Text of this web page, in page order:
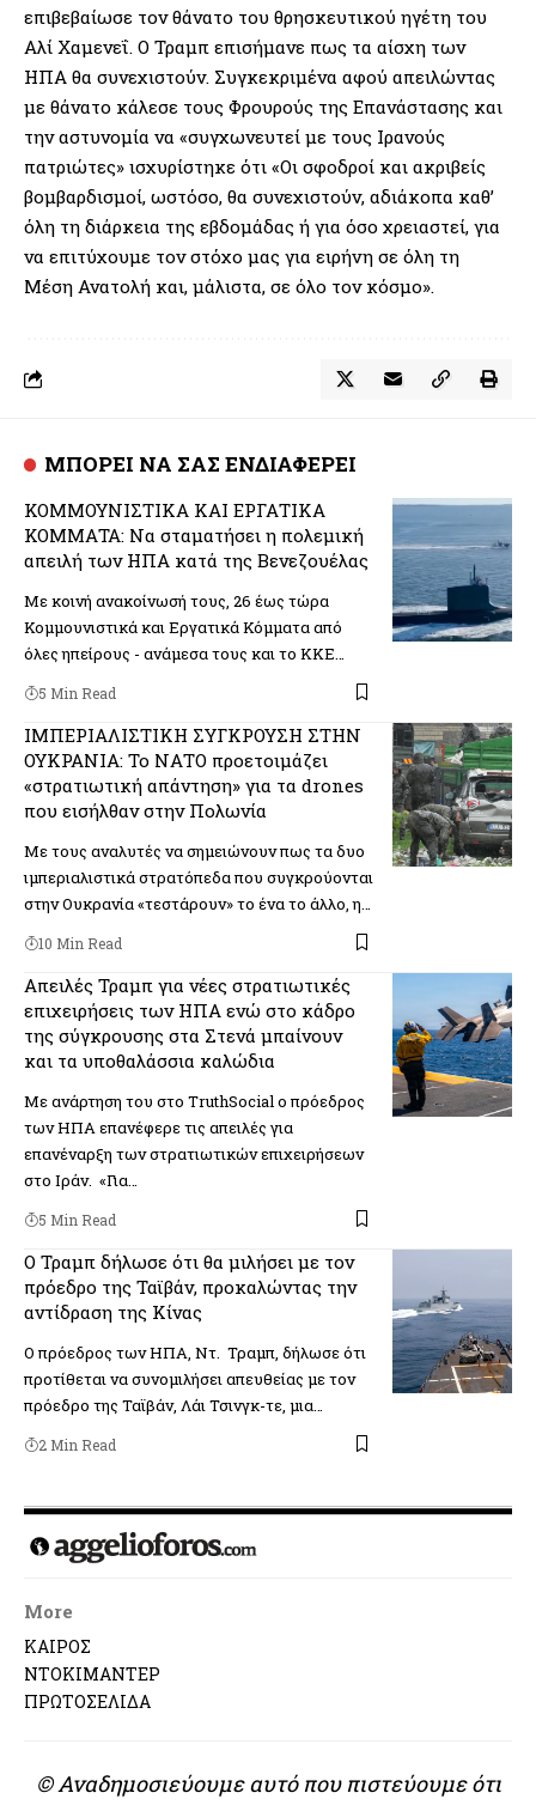
επιβεβαίωσε τον θάνατο του θρησκευτικού ηγέτη του
Αλί Χαμενεΐ. Ο Τραμπ επισήμανε πως τα αίσχη των
ΗΠΑ θα συνεχιστούν. Συγκεκριμένα αφού απειλώντας
με θάνατο κάλεσε τους Φρουρούς της Επανάστασης και
την αστυνομία να «συγχωνευτεί με τους Ιρανούς
πατριώτες» ισχυρίστηκε ότι «Οι σφοδροί και ακριβείς
βομβαρδισμοί, ωστόσο, θα συνεχιστούν, αδιάκοπα καθ’
όλη τη διάρκεια της εβδομάδας ή για όσο χρειαστεί, για
να επιτύχουμε τον στόχο μας για ειρήνη σε όλη τη
Μέση Ανατολή και, μάλιστα, σε όλο τον κόσμο».
ΜΠΟΡΕΙ ΝΑ ΣΑΣ ΕΝΔΙΑΦΕΡΕΙ
ΚΟΜΜΟΥΝΙΣΤΙΚΑ ΚΑΙ ΕΡΓΑΤΙΚΑ
ΚΟΜΜΑΤΑ: Να σταματήσει η πολεμική
απειλή των ΗΠΑ κατά της Βενεζουέλας
Με κοινή ανακοίνωσή τους, 26 έως τώρα
Κομμουνιστικά και Εργατικά Κόμματα από
όλες ηπείρους - ανάμεσα τους και το ΚΚΕ…
5 Min Read
ΙΜΠΕΡΙΑΛΙΣΤΙΚΗ ΣΥΓΚΡΟΥΣΗ ΣΤΗΝ
ΟΥΚΡΑΝΙΑ: Το ΝΑΤΟ προετοιμάζει
«στρατιωτική απάντηση» για τα drones
που εισήλθαν στην Πολωνία
Με τους αναλυτές να σημειώνουν πως τα δυο
ιμπεριαλιστικά στρατόπεδα που συγκρούονται
στην Ουκρανία «τεστάρουν» το ένα το άλλο, η…
10 Min Read
Απειλές Τραμπ για νέες στρατιωτικές
επιχειρήσεις των ΗΠΑ ενώ στο κάδρο
της σύγκρουσης στα Στενά μπαίνουν
και τα υποθαλάσσια καλώδια
Με ανάρτηση του στο TruthSocial o πρόεδρος
των ΗΠΑ επανέφερε τις απειλές για
επανέναρξη των στρατιωτικών επιχειρήσεων
στο Ιράν. «Για…
5 Min Read
Ο Τραμπ δήλωσε ότι θα μιλήσει με τον
πρόεδρο της Ταϊβάν, προκαλώντας την
αντίδραση της Κίνας
Ο πρόεδρος των ΗΠΑ, Ντ. Τραμπ, δήλωσε ότι
προτίθεται να συνομιλήσει απευθείας με τον
πρόεδρο της Ταϊβάν, Λάι Τσινγκ-τε, μια…
2 Min Read
More
ΚΑΙΡΟΣ
ΝΤΟΚΙΜΑΝΤΕΡ
ΠΡΩΤΟΣΕΛΙΔΑ
© Αναδημοσιεύουμε αυτό που πιστεύουμε ότι